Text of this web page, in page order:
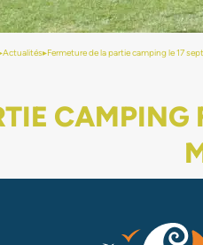
Actualités▸Fermeture de la partie camping le 17
CAMPING